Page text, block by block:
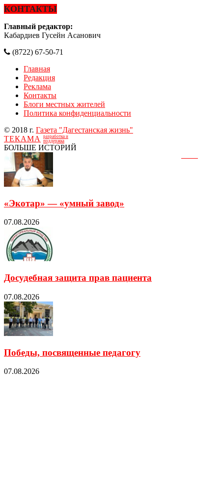
КОНТАКТЫ
Главный редактор:
Кабардиев Гусейн Асанович
(8722) 67-50-71
Главная
Редакция
Реклама
Контакты
Блоги местных жителей
Политика конфиденциальности
© 2018 г. Газета "Дагестанская жизнь"
ТЕКАМА
разработка и
поддержка
БОЛЬШЕ ИСТОРИЙ
«Экотар» — «умный завод»
07.08.2026
Досудебная защита прав пациента
07.08.2026
Победы, посвященные педагогу
07.08.2026